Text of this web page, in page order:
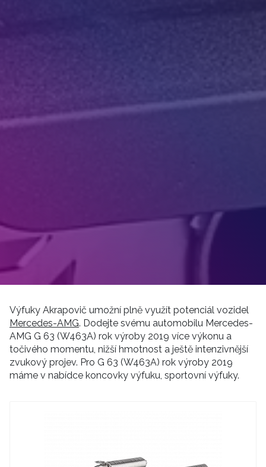
Výfuky Akrapovič umožní plně využít potenciál vozidel
Mercedes-AMG. Dodejte svému automobilu Mercedes-
AMG G 63 (W463A) rok výroby 2019 více výkonu a
točivého momentu, nižší hmotnost a ještě intenzivnější
zvukový projev. Pro G 63 (W463A) rok výroby 2019
máme v nabídce koncovky výfuku, sportovní výfuky.